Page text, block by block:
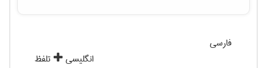
فارسی
انگلیسی
تلفظ